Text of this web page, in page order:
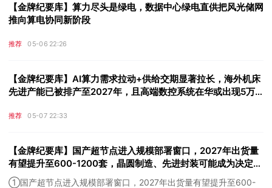
【金牌纪要库】算力尽头是绿电，数据中心绿电直供把风光储网
推向算电协同新阶段
推荐 05-06 22:26
【金牌纪要库】AI算力需求拉动+供给交期显著拉长，海外机床
先进产能已被排产至2027年，且高端数控系统在华或出现5万
推荐 05-07 22:33
【金牌纪要库】国产超节点进入规模部署窗口，2027年出货量
有望提升至600-1200套，晶圆制造、先进封装可能成为决定出
货增速的关键环节
①国产超节点进入规模部署窗口，2027年出货量有望提升至600-